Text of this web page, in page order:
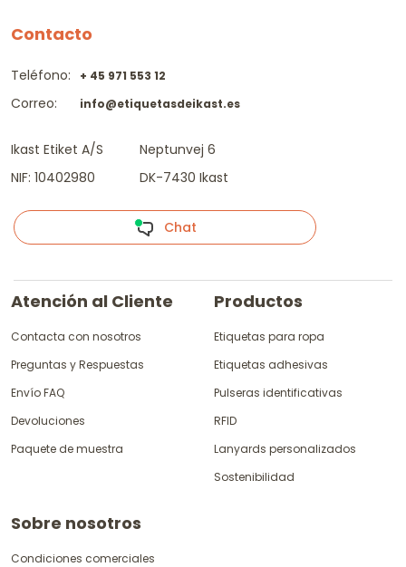
Contacto
Teléfono:
Correo:
+ 45 971 553 12
info@etiquetasdeikast.es
Ikast Etiket A/S
NIF: 10402980
Neptunvej 6
DK-7430 Ikast
Chat
Atención al Cliente
Contacta con nosotros
Preguntas y Respuestas
Envío FAQ
Devoluciones
Paquete de muestra
Productos
Etiquetas para ropa
Etiquetas adhesivas
Pulseras identificativas
RFID
Lanyards personalizados
Sostenibilidad
Sobre nosotros
Condiciones comerciales